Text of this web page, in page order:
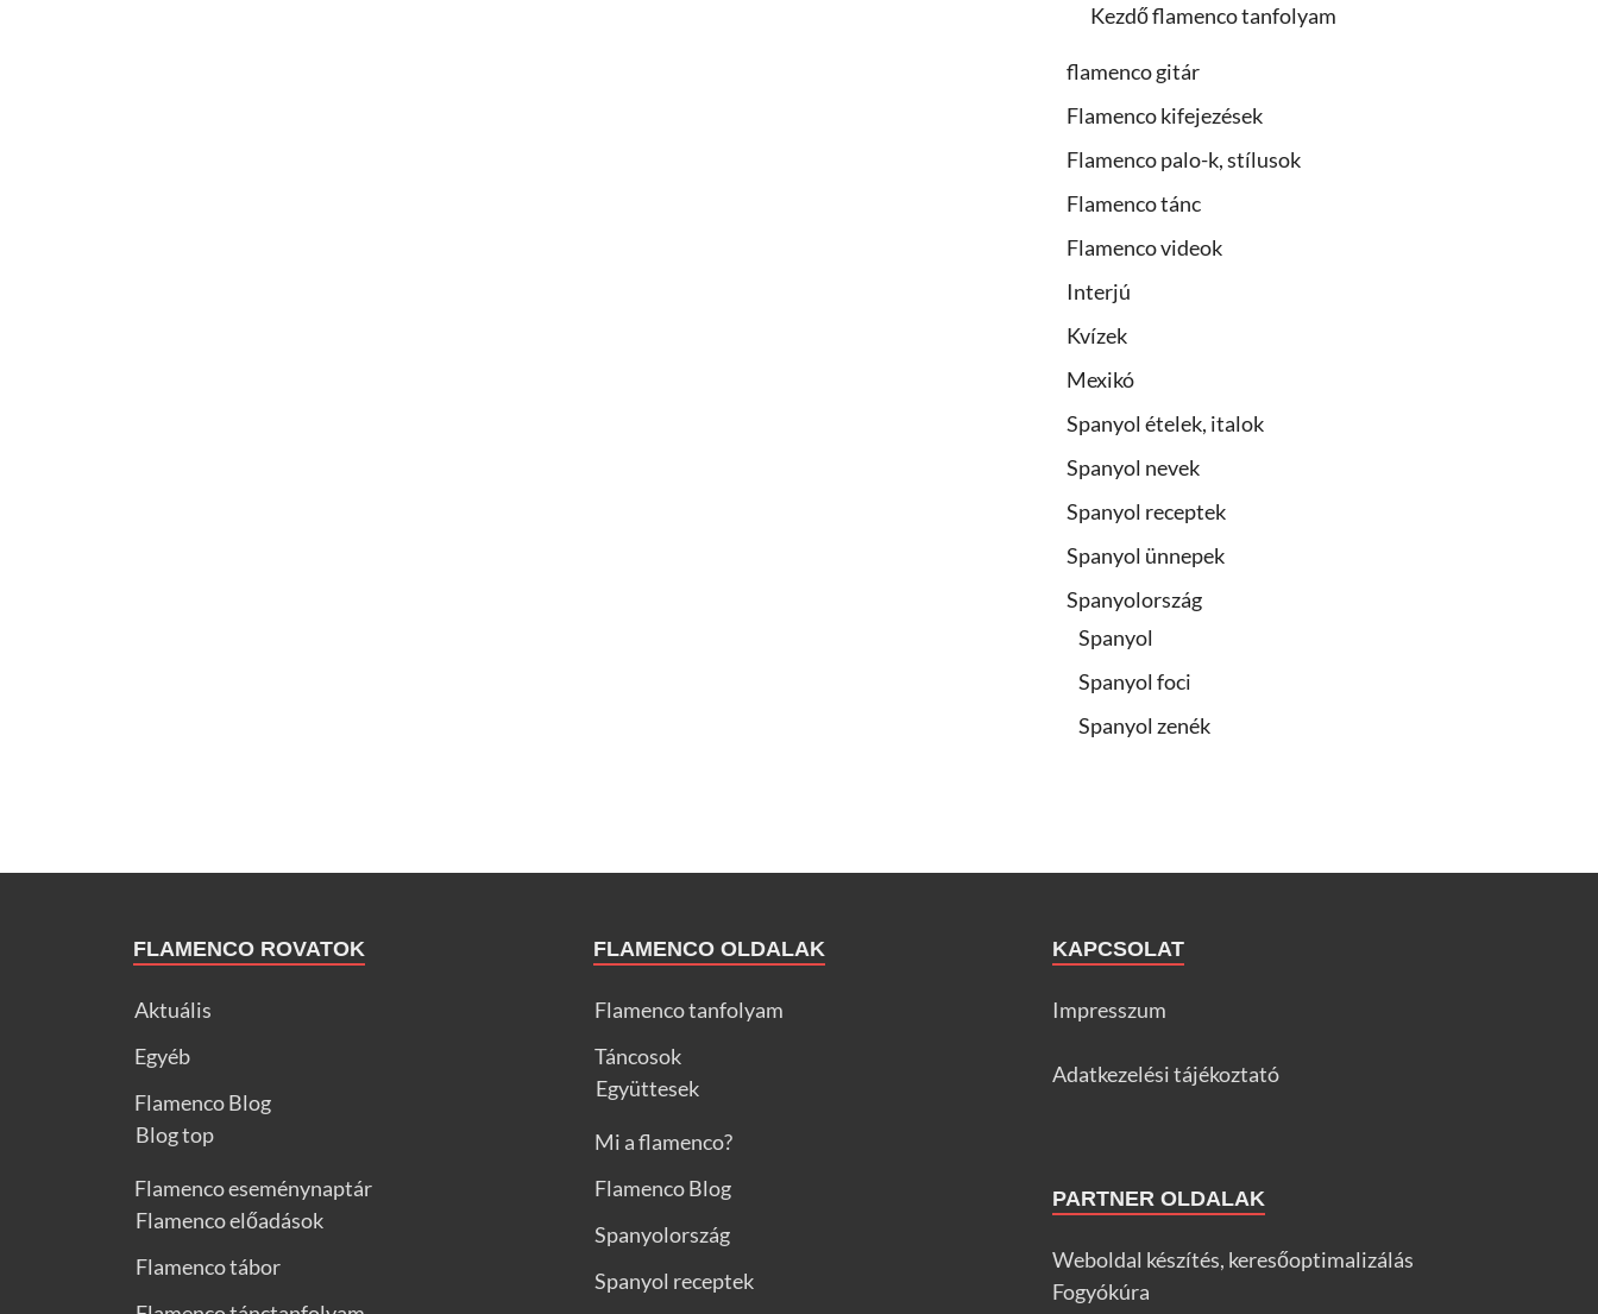
Kezdő flamenco tanfolyam
flamenco gitár
Flamenco kifejezések
Flamenco palo-k, stílusok
Flamenco tánc
Flamenco videok
Interjú
Kvízek
Mexikó
Spanyol ételek, italok
Spanyol nevek
Spanyol receptek
Spanyol ünnepek
Spanyolország
Spanyol
Spanyol foci
Spanyol zenék
FLAMENCO ROVATOK
Aktuális
Egyéb
Flamenco Blog
Blog top
Flamenco eseménynaptár
Flamenco előadások
Flamenco tábor
FLAMENCO OLDALAK
Flamenco tanfolyam
Táncosok
Együttesek
Mi a flamenco?
Flamenco Blog
Spanyolország
Spanyol receptek
KAPCSOLAT
Impresszum
Adatkezelési tájékoztató
PARTNER OLDALAK
Weboldal készítés, keresőoptimalizálás
Fogyókúra